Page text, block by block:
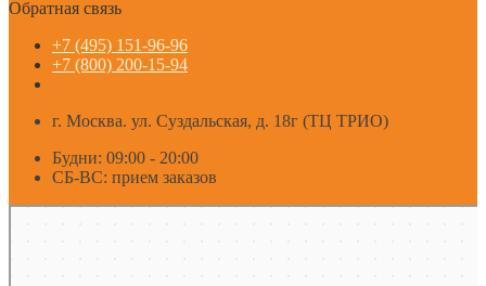
Обратная связь
+7 (495) 151-96-96
+7 (800) 200-15-94
г. Москва. ул. Суздальская, д. 18г (ТЦ ТРИО)
Будни: 09:00 - 20:00
СБ-ВС: прием заказов